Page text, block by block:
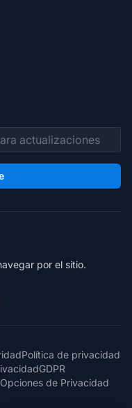
por el sitio.
Política de privacidad
GDPR
de Privacidad